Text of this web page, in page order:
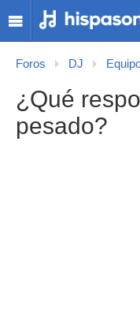
Foros DJ
¿Qué
pesado?